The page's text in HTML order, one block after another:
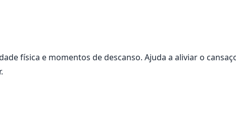
física e momentos de descanso. Ajuda a aliviar o